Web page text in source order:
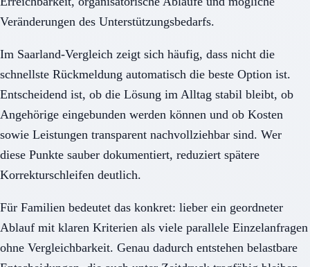
Veränderungen des Unterstützungsbedarfs.
Im Saarland-Vergleich zeigt sich häufig, dass nicht die
schnellste Rückmeldung automatisch die beste Option ist.
Entscheidend ist, ob die Lösung im Alltag stabil bleibt, ob
Angehörige eingebunden werden können und ob Kosten
sowie Leistungen transparent nachvollziehbar sind. Wer
diese Punkte sauber dokumentiert, reduziert spätere
Korrekturschleifen deutlich.
Für Familien bedeutet das konkret: lieber ein geordneter
Ablauf mit klaren Kriterien als viele parallele Einzelanfragen
ohne Vergleichbarkeit. Genau dadurch entstehen belastbare